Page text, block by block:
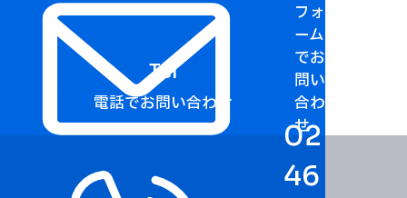
フォ
ーム
でお
問い
合わ
せ
Tel
電話でお問い合わせ
02
46